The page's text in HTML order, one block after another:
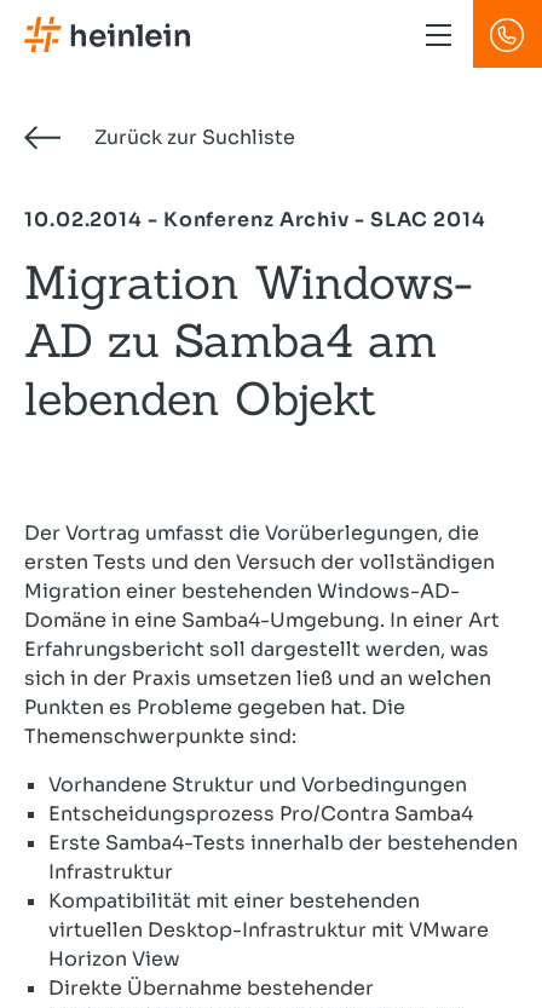
Direkt
zum
Zurück zur Suchliste
10.02.2014 - Konferenz Archiv - SLAC 2014
Migration Windows-
AD zu Samba4 am
lebenden Objekt
Der Vortrag umfasst die Vorüberlegungen, die
ersten Tests und den Versuch der vollständigen
Migration einer bestehenden Windows-AD-
Domäne in eine Samba4-Umgebung. In einer Art
Erfahrungsbericht soll dargestellt werden, was
sich in der Praxis umsetzen ließ und an welchen
Punkten es Probleme gegeben hat. Die
Themenschwerpunkte sind:
Vorhandene Struktur und Vorbedingungen
Entscheidungsprozess Pro/Contra Samba4
Erste Samba4-Tests innerhalb der bestehenden
Infrastruktur
Kompatibilität mit einer bestehenden
virtuellen Desktop-Infrastruktur mit VMware
Horizon View
Direkte Übernahme bestehender